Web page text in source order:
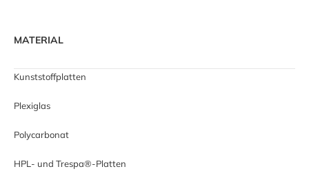
MATERIAL
Kunststoffplatten
Plexiglas
Polycarbonat
HPL- und Trespa®-Platten